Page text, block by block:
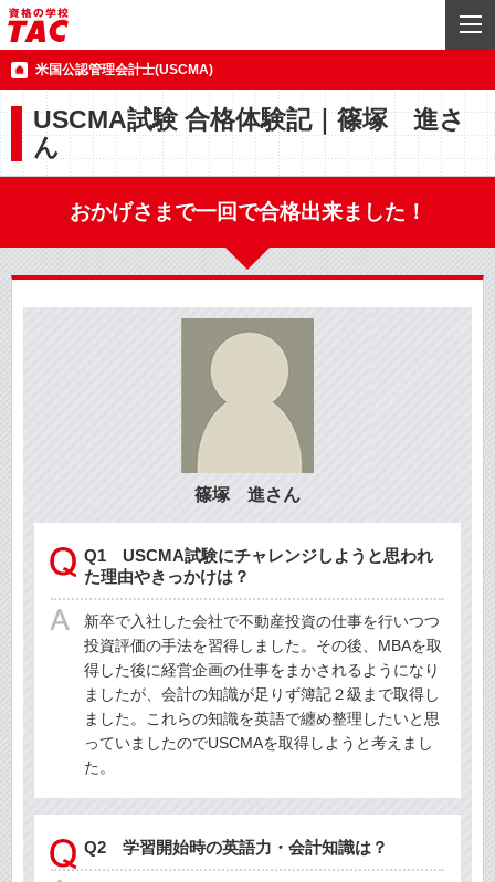
米国公認管理会計士(USCMA)
USCMA試験 合格体験記｜篠塚 進さ
ん
おかげさまで一回で合格出来ました！
篠塚 進さん
Q1 USCMA試験にチャレンジしようと思われ
た理由やきっかけは？
新卒で入社した会社で不動産投資の仕事を行いつつ
投資評価の手法を習得しました。その後、MBAを取
得した後に経営企画の仕事をまかされるようになり
ましたが、会計の知識が足りず簿記２級まで取得し
ました。これらの知識を英語で纏め整理したいと思
っていましたのでUSCMAを取得しようと考えまし
た。
Q2 学習開始時の英語力・会計知識は？